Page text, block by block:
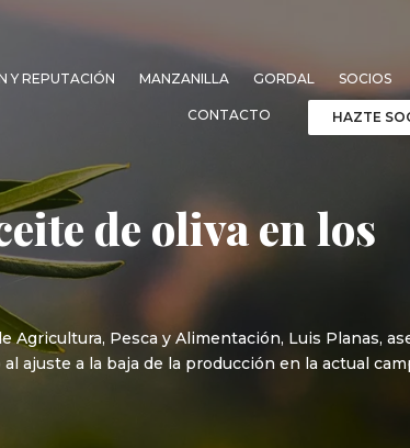
Y REPUTACIÓN MANZANILLA GORDAL SOCIOS
CONTACTO HAZTE
de oliva en los
Pesca y Alimentación, Luis Planas,
ajuste a la baja de la producción en la actual